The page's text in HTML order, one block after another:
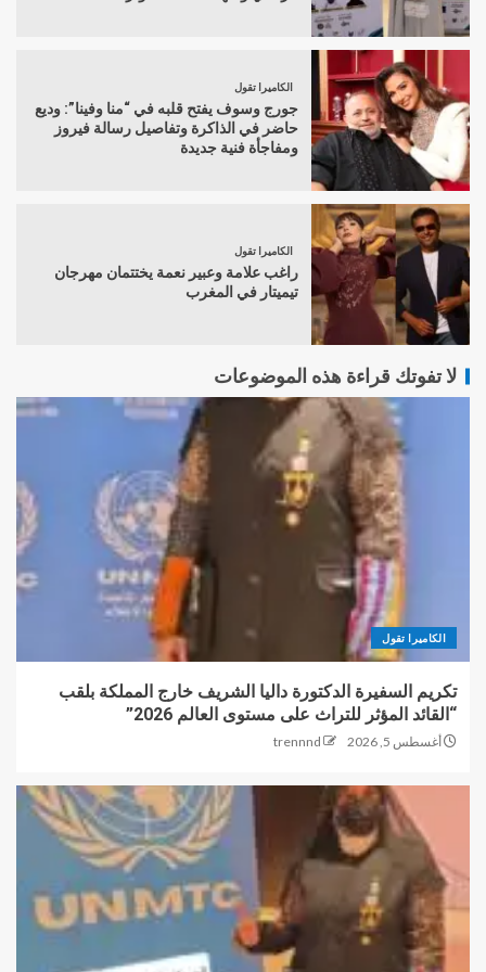
الكاميرا تقول
جورج وسوف يفتح قلبه في “منا وفينا”: وديع
حاضر في الذاكرة وتفاصيل رسالة فيروز
ومفاجأة فنية جديدة
الكاميرا تقول
راغب علامة وعبير نعمة يختتمان مهرجان
تيميتار في المغرب
لا تفوتك قراءة هذه الموضوعات
الكاميرا تقول
تكريم السفيرة الدكتورة داليا الشريف خارج المملكة بلقب
“القائد المؤثر للتراث على مستوى العالم 2026”
أغسطس 5, 2026 trennnd